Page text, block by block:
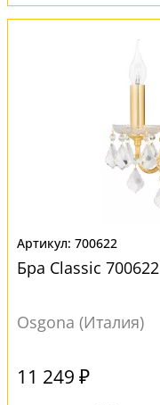
700622
Бра Classic 700622
Osgona (Италия)
11 249 ₽